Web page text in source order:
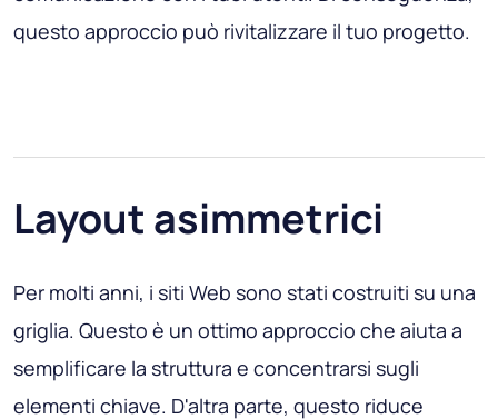
questo approccio può rivitalizzare il tuo progetto.
Layout asimmetrici
Per molti anni, i siti Web sono stati costruiti su una
griglia. Questo è un ottimo approccio che aiuta a
semplificare la struttura e concentrarsi sugli
elementi chiave. D'altra parte, questo riduce